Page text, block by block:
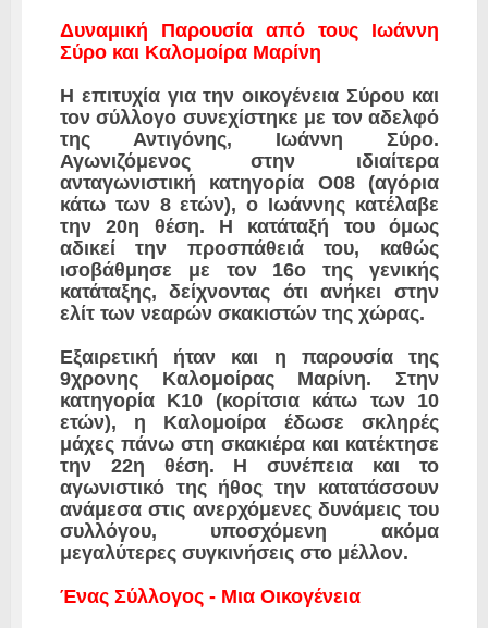
​Δυναμική Παρουσία από τους Ιωάννη
Σύρο και Καλομοίρα Μαρίνη
​Η επιτυχία για την οικογένεια Σύρου και
τον σύλλογο συνεχίστηκε με τον αδελφό
της Αντιγόνης, Ιωάννη Σύρο.
Αγωνιζόμενος στην ιδιαίτερα
ανταγωνιστική κατηγορία Ο08 (αγόρια
κάτω των 8 ετών), ο Ιωάννης κατέλαβε
την 20η θέση. Η κατάταξή του όμως
αδικεί την προσπάθειά του, καθώς
ισοβάθμησε με τον 16ο της γενικής
κατάταξης, δείχνοντας ότι ανήκει στην
ελίτ των νεαρών σκακιστών της χώρας.
​Εξαιρετική ήταν και η παρουσία της
9χρονης Καλομοίρας Μαρίνη. Στην
κατηγορία Κ10 (κορίτσια κάτω των 10
ετών), η Καλομοίρα έδωσε σκληρές
μάχες πάνω στη σκακιέρα και κατέκτησε
την 22η θέση. Η συνέπεια και το
αγωνιστικό της ήθος την κατατάσσουν
ανάμεσα στις ανερχόμενες δυνάμεις του
συλλόγου, υποσχόμενη ακόμα
μεγαλύτερες συγκινήσεις στο μέλλον.
​Ένας Σύλλογος - Μια Οικογένεια